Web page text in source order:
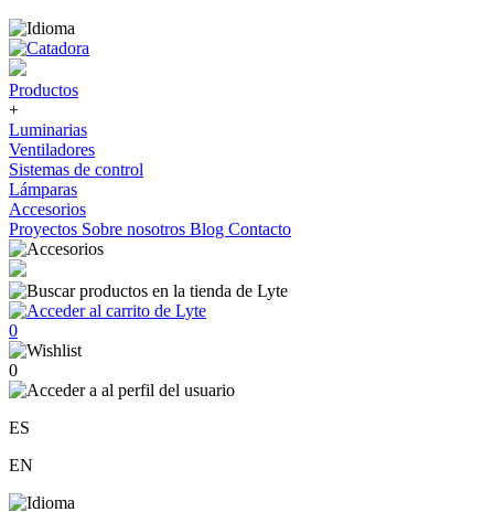
Productos
+
Luminarias
Ventiladores
Sistemas de control
Lámparas
Accesorios
Proyectos Sobre nosotros Blog Contacto
0
0
ES
EN